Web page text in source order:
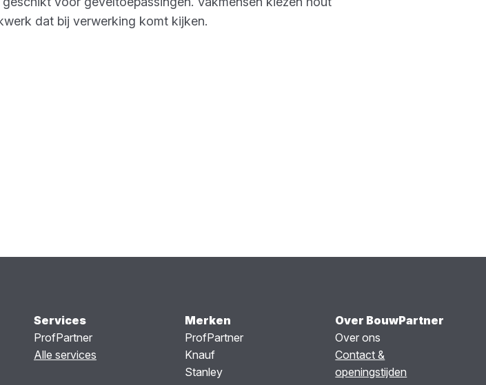
dat bij verwerking komt kijken.
Services
ProfPartner
Alle services
Merken
ProfPartner
Knauf
Stanley
Over BouwPartner
Over ons
Contact &
openingstijden